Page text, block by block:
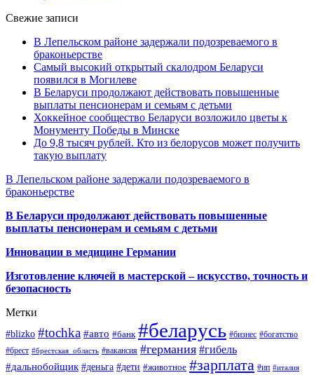
Свежие записи
В Лепельском районе задержали подозреваемого в
браконьерстве
Самый высокий открытый скалодром Беларуси
появился в Могилеве
В Беларуси продолжают действовать повышенные
выплаты пенсионерам и семьям с детьми
Хоккейное сообщество Беларуси возложило цветы к
Монументу Победы в Минске
До 9,8 тысяч рублей. Кто из белорусов может получить
такую выплату
В Лепельском районе задержали подозреваемого в
браконьерстве
В Беларуси продолжают действовать повышенные
выплаты пенсионерам и семьям с детьми
Инновации в медицине Германии
Изготовление ключей в мастерской – искусство, точность и
безопасность
Метки
#blizko #tochka #авто #банк #беларусь #бизнес #богатство
#брест #брестская_область #вакансия #германия #гибель
#дальнобойщик #деньга #дети #животное #зарплата #ип #италия